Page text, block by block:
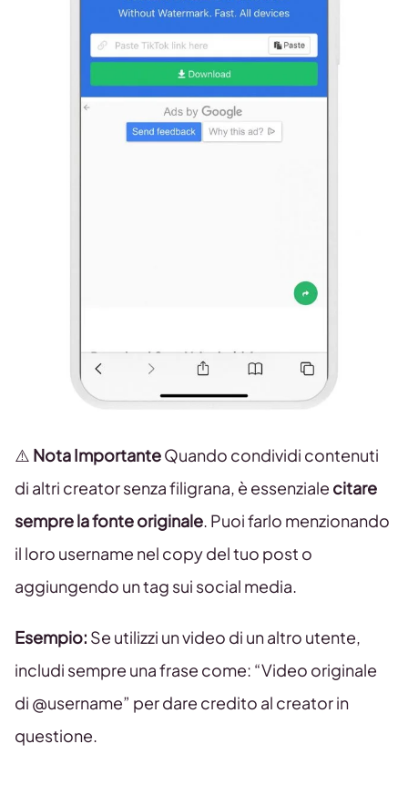
⚠️ Nota ImportanteQuando condividi contenuti
di altri creator senza filigrana, è essenziale citare
sempre la fonte originale. Puoi farlo menzionando
il loro username nel copy del tuo post o
aggiungendo un tag sui social media.
Esempio: Se utilizzi un video di un altro utente,
includi sempre una frase come: “Video originale
di @username” per dare credito al creator in
questione.